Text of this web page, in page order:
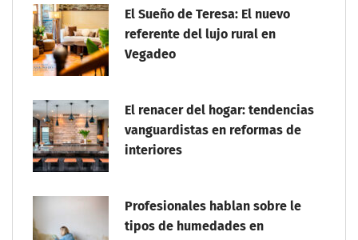
El Sueño de Teresa: El nuevo
referente del lujo rural en
Vegadeo
El renacer del hogar: tendencias
vanguardistas en reformas de
interiores
Profesionales hablan sobre le
tipos de humedades en